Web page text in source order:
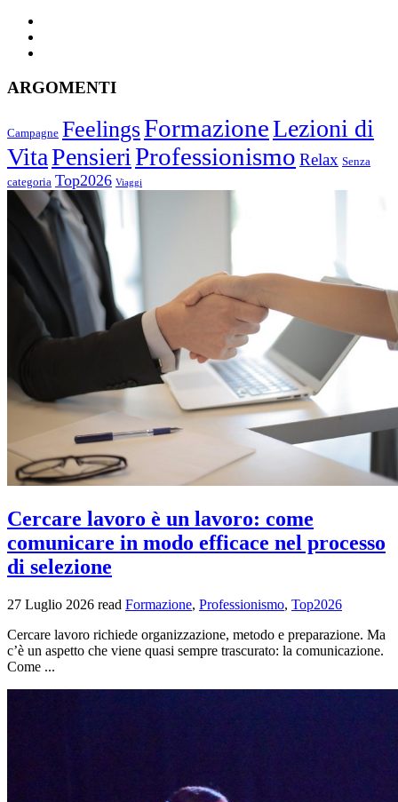
ARGOMENTI
Campagne FeelingsFormazioneLezioni di
VitaPensieriProfessionismo Relax Senza
categoria Top2026 Viaggi
Cercare lavoro è un lavoro: come
comunicare in modo efficace nel processo
di selezione
27 Luglio 2026 read Formazione, Professionismo, Top2026
Cercare lavoro richiede organizzazione, metodo e preparazione. Ma
c’è un aspetto che viene quasi sempre trascurato: la comunicazione.
Come ...